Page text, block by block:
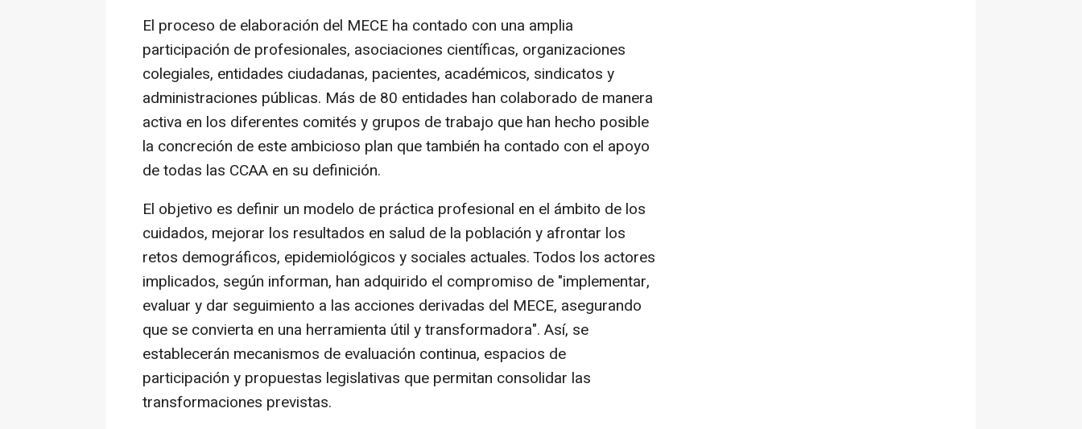
El proceso de elaboración del MECE ha contado con una amplia
participación de profesionales, asociaciones científicas, organizaciones
colegiales, entidades ciudadanas, pacientes, académicos, sindicatos y
administraciones públicas. Más de 80 entidades han colaborado de manera
activa en los diferentes comités y grupos de trabajo que han hecho posible
la concreción de este ambicioso plan que también ha contado con el apoyo
de todas las CCAA en su definición.
El objetivo es definir un modelo de práctica profesional en el ámbito de los
cuidados, mejorar los resultados en salud de la población y afrontar los
retos demográficos, epidemiológicos y sociales actuales. Todos los actores
implicados, según informan, han adquirido el compromiso de "implementar,
evaluar y dar seguimiento a las acciones derivadas del MECE, asegurando
que se convierta en una herramienta útil y transformadora". Así, se
establecerán mecanismos de evaluación continua, espacios de
participación y propuestas legislativas que permitan consolidar las
transformaciones previstas.